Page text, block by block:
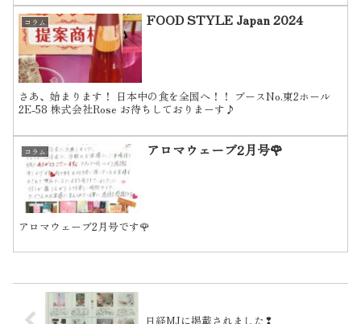
コラム FOOD STYLE Japan 2024
さあ、始まります！ 日本中の食を全国へ！！ ブースNo.東2ホール
2E-58 株式会社Rose お待ちしておりまーす♪
コラム アロマウェーブ2月号🌹
アロマウェーブ2月号です🌹
日経MJに掲載されました❢